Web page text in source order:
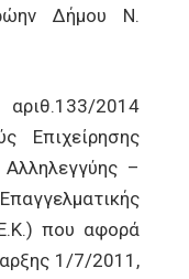
Δήμου Ν.
2014
Επιχείρησης
–
που αφορά
1/7/2011,